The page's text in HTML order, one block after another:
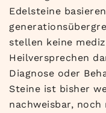
Edelsteine
stellen keine
Heilversprechen
Diagnose oder
Steine ist bisher
nachweisbar,